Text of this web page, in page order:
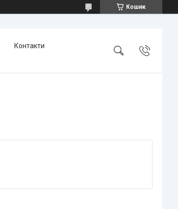
Кошик
Контакти